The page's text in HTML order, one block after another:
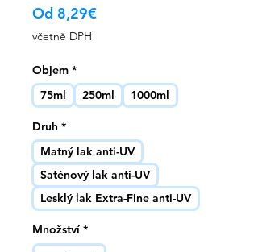
Od 8,29€Zvýhodněná
včetně DPH
Objem *
75ml
250ml 1000ml
Druh *
Matný lak anti-UV
Saténový lak anti-UV
Lesklý lak Extra-Fine anti-UV
Množství *